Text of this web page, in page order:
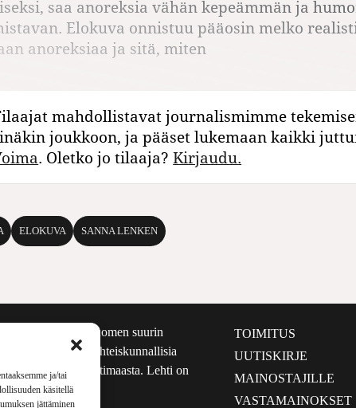
ja/tai
käsitellä
jättäminen
saa anoreksia vähän kepeämmän ja
Elokuva onnistuu pääosin melko
anoreksiaa ja sitä, miten
mahdollistavat journalismimme
joukkoon, ja pääset lukemaan kaikki
. Oletko jo tilaaja?Kirjaudu.
ELOKUVA SANNA LENKEN
Suomen suurin
Se nostaa esiin yhteiskunnallisia
maailmalta kuin kotimaasta. Lehti on
1999.
TOIMITUS
UUTISKIRJE
MAINOSTAJILLE
VASTAMAINOKSET